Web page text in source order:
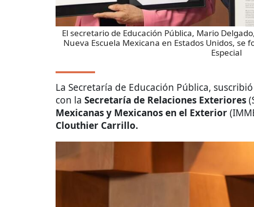
El secretario de Educación Pública, Mario
Nueva Escuela Mexicana en Estados Unidos, se
Especial
La Secretaría de Educación Pública,
con la Secretaría de Relaciones Exteriores
Mexicanas y Mexicanos en el Exterior
Clouthier Carrillo.